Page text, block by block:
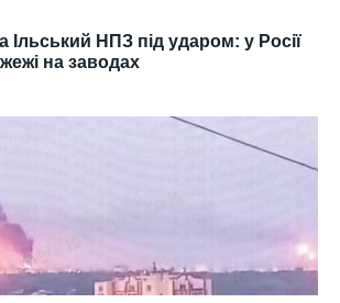
Ільський НПЗ під ударом: у Росії
на заводах